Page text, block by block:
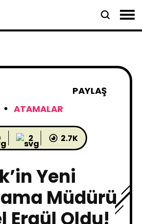
PAYLAŞ
ATAMALAR
2 2.7K
Yeni
Müdürü
Ergül Oldu!